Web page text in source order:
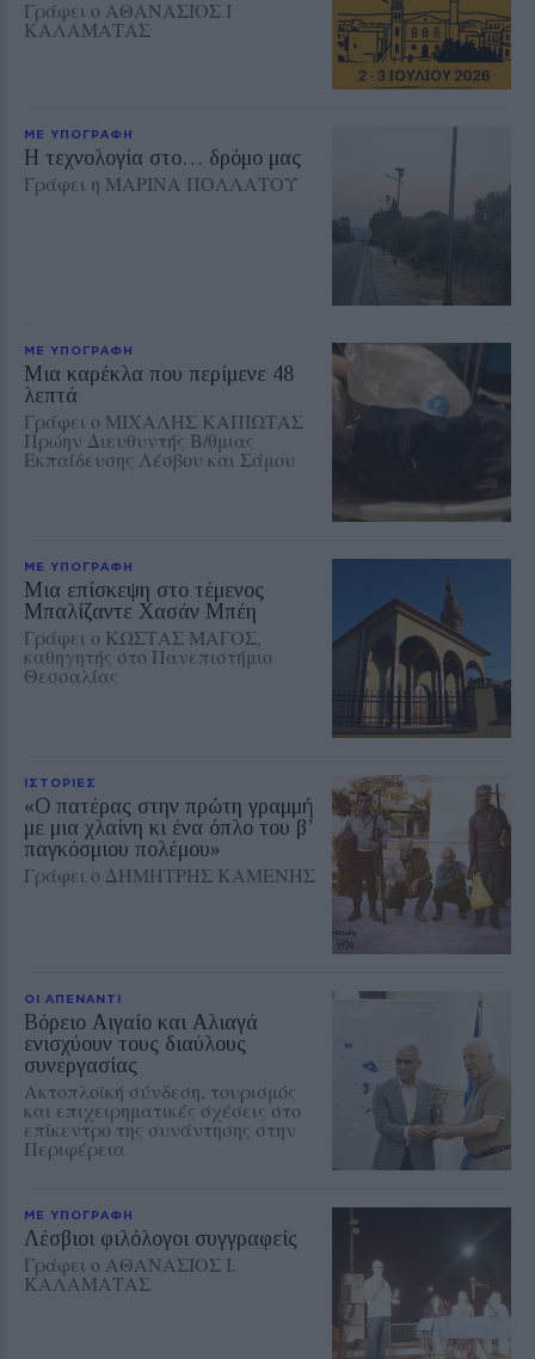
Γράφει ο ΑΘΑΝΑΣΙΟΣ Ι
ΚΑΛΑΜΑΤΑΣ
ΜΕ ΥΠΟΓΡΑΦΗ
Η τεχνολογία στο… δρόμο μας
Γράφει η ΜΑΡΙΝΑ ΠΟΛΛΑΤΟΥ
ΜΕ ΥΠΟΓΡΑΦΗ
Μια καρέκλα που περίμενε 48
λεπτά
Γράφει ο ΜΙΧΑΛΗΣ ΚΑΠΙΩΤΑΣ
Πρώην Διευθυντής Β/θμιας
Εκπαίδευσης Λέσβου και Σάμου
ΜΕ ΥΠΟΓΡΑΦΗ
Μια επίσκεψη στο τέμενος
Μπαλίζαντε Χασάν Μπέη
Γράφει ο ΚΩΣΤΑΣ ΜΑΓΟΣ,
καθηγητής στο Πανεπιστήμιο
Θεσσαλίας
ΙΣΤΟΡΙΕΣ
«Ο πατέρας στην πρώτη γραμμή
με μια χλαίνη κι ένα όπλο του β’
παγκόσμιου πολέμου»
Γράφει ο ΔΗΜΗΤΡΗΣ ΚΑΜΕΝΗΣ
ΟΙ ΑΠΕΝΑΝΤΙ
Βόρειο Αιγαίο και Αλιαγά
ενισχύουν τους διαύλους
συνεργασίας
Ακτοπλοϊκή σύνδεση, τουρισμός
και επιχειρηματικές σχέσεις στο
επίκεντρο της συνάντησης στην
Περιφέρεια
ΜΕ ΥΠΟΓΡΑΦΗ
Λέσβιοι φιλόλογοι συγγραφείς
Γράφει ο ΑΘΑΝΑΣΙΟΣ Ι.
ΚΑΛΑΜΑΤΑΣ